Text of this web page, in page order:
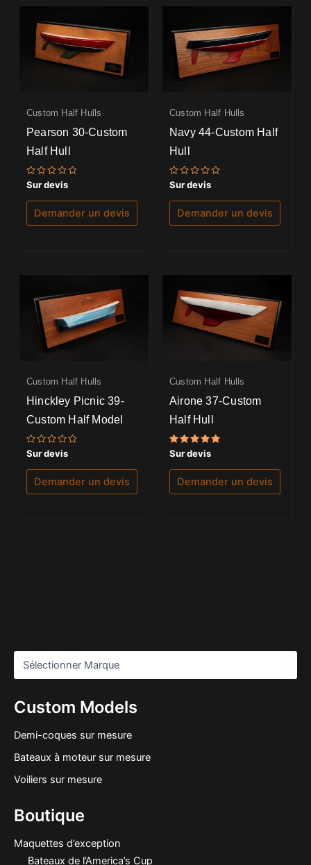
Custom Models
Demi-coques sur mesure
Bateaux à moteur sur mesure
Voiliers sur mesure
Boutique
Maquettes d’exception
Bateaux de l’America’s Cup
Custom Half Hulls
Pearson 30-Custom
Half Hull
Note
0
sur
Sur devis
Demander un devis
Custom Half Hulls
Navy 44-Custom Half
Hull
Note
0
sur
Sur devis
Demander un devis
Custom Half Hulls
Hinckley Picnic 39-
Custom Half Model
Note
0
sur
Sur devis
Demander un devis
Custom Half Hulls
Airone 37-Custom
Half Hull
Note
5.00
sur 5
Sur devis
Demander un devis